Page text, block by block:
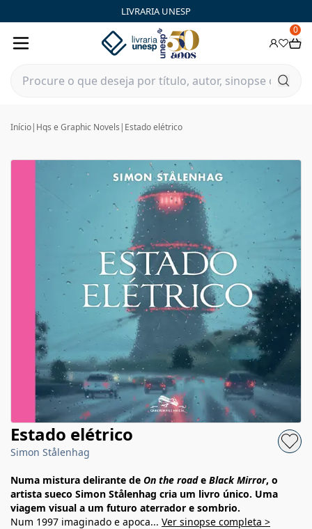
LIVRARIA UNESP
0
Início| Hqs e Graphic Novels | Estado elétrico
Estado elétrico
Simon Stålenhag
Numa mistura delirante de On the roade Black Mirror, o
artista sueco Simon Stålenhag cria um livro único. Uma
viagem visual a um futuro aterrador e sombrio.
Num 1997 imaginado e apoca... Ver sinopse completa >